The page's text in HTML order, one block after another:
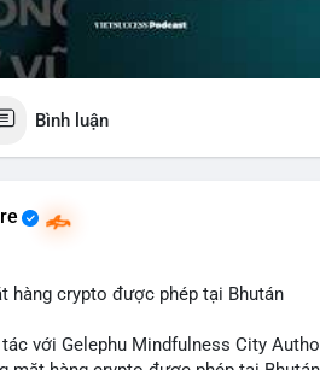
Bình luận
hàng crypto được phép tại Bhután
với Gelephu Mindfulness City